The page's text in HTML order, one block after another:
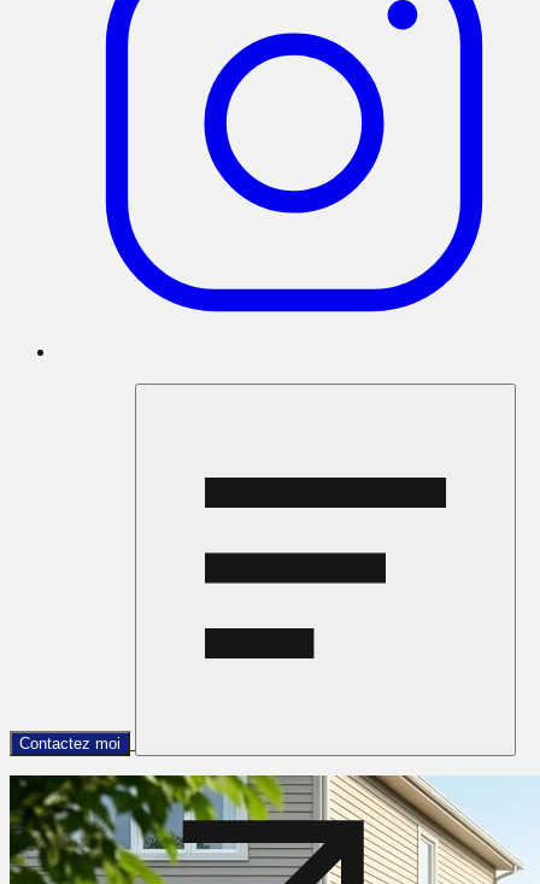
Contactez moi